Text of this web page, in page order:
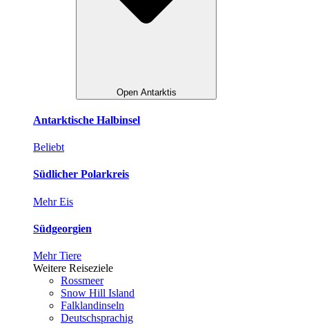
Open Antarktis
Antarktische Halbinsel
Beliebt
Südlicher Polarkreis
Mehr Eis
Südgeorgien
Mehr Tiere
Weitere Reiseziele
Rossmeer
Snow Hill Island
Falklandinseln
Deutschsprachig